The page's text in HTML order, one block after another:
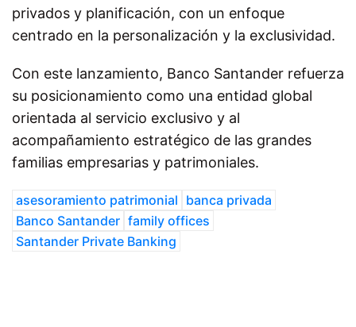
privados y planificación, con un enfoque
centrado en la personalización y la exclusividad.
Con este lanzamiento, Banco Santander refuerza
su posicionamiento como una entidad global
orientada al servicio exclusivo y al
acompañamiento estratégico de las grandes
familias empresarias y patrimoniales.
asesoramiento patrimonial banca privada
Banco Santander family offices
Santander Private Banking